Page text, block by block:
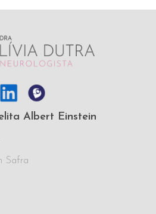
Albert Einstein
Safra